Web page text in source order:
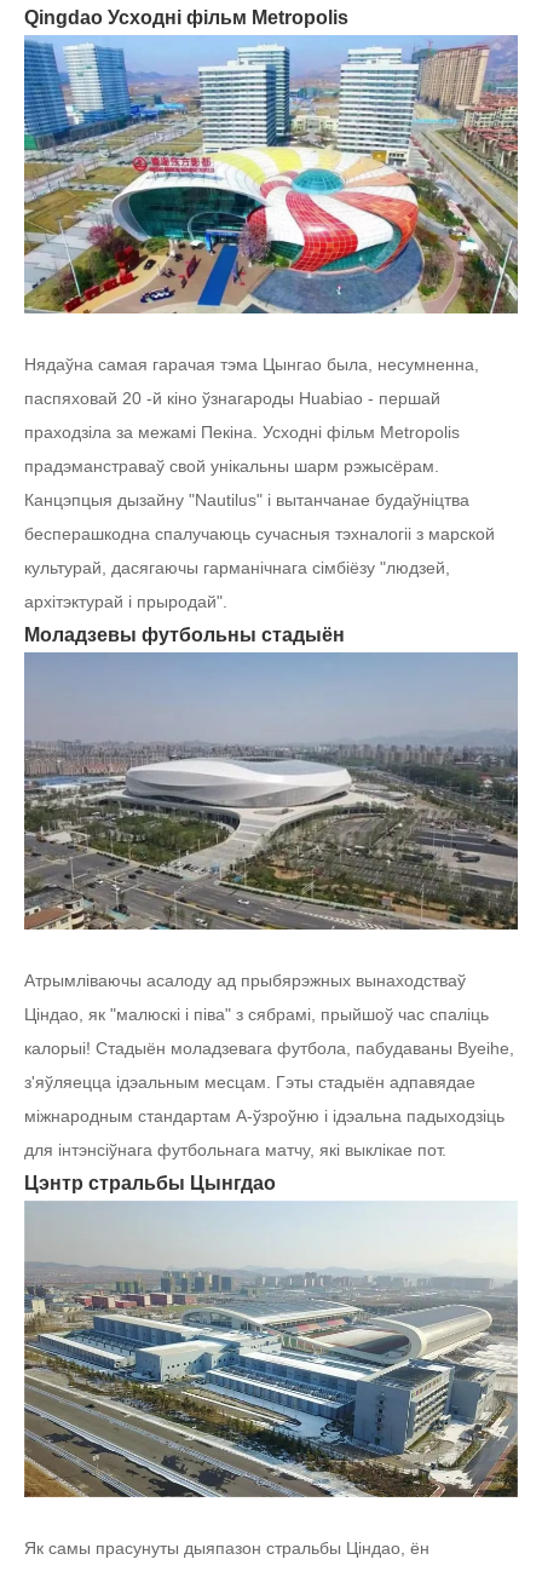
Qingdao Усходні фільм Metropolis
Нядаўна самая гарачая тэма Цынгао была, несумненна,
паспяховай 20 -й кіно ўзнагароды Huabiao - першай
праходзіла за межамі Пекіна. Усходні фільм Metropolis
прадэманстраваў свой унікальны шарм рэжысёрам.
Канцэпцыя дызайну "Nautilus" і вытанчанае будаўніцтва
бесперашкодна спалучаюць сучасныя тэхналогіі з марской
культурай, дасягаючы гарманічнага сімбіёзу "людзей,
архітэктурай і прыродай".
Моладзевы футбольны стадыён
Атрымліваючы асалоду ад прыбярэжных вынаходстваў
Ціндао, як "малюскі і піва" з сябрамі, прыйшоў час спаліць
калорыі! Стадыён моладзевага футбола, пабудаваны Byeihe,
з'яўляецца ідэальным месцам. Гэты стадыён адпавядае
міжнародным стандартам A-ўзроўню і ідэальна падыходзіць
для інтэнсіўнага футбольнага матчу, які выклікае пот.
Цэнтр стральбы Цынгдао
Як самы прасунуты дыяпазон стральбы Ціндао, ён